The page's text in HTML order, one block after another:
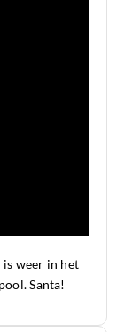
is weer in het
Santa!